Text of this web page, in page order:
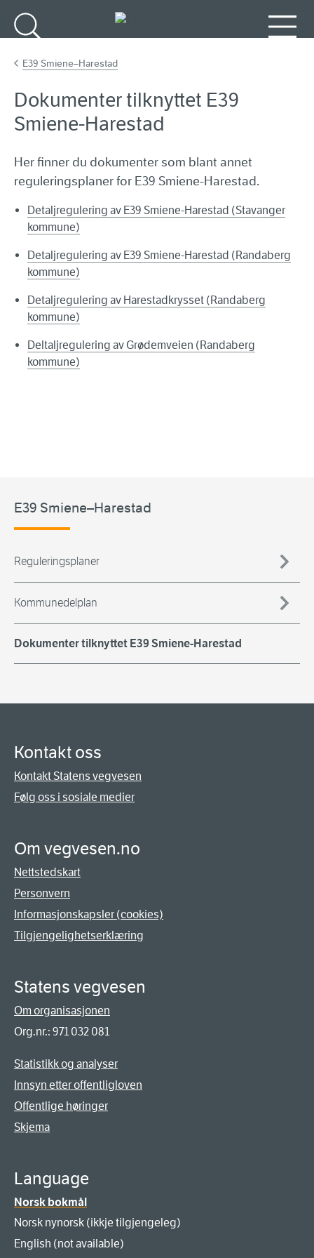
E39 Smiene–Harestad
Dokumenter tilknyttet E39
Smiene-Harestad
Her finner du dokumenter som blant annet
reguleringsplaner for E39 Smiene-Harestad.
Detaljregulering av E39 Smiene-Harestad (Stavanger
kommune)
Detaljregulering av E39 Smiene-Harestad (Randaberg
kommune)
Detaljregulering av Harestadkrysset (Randaberg
kommune)
Deltaljregulering av Grødemveien (Randaberg
kommune)
E39 Smiene–Harestad
Reguleringsplaner
Kommunedelplan
Dokumenter tilknyttet E39 Smiene-Harestad
Kontakt oss
Kontakt Statens vegvesen
Følg oss i sosiale medier
Om vegvesen.no
Nettstedskart
Personvern
Informasjonskapsler (cookies)
Tilgjengelighetserklæring
Statens vegvesen
Om organisasjonen
Org.nr.: 971 032 081
Statistikk og analyser
Innsyn etter offentligloven
Offentlige høringer
Skjema
Language
Norsk bokmål
Norsk nynorsk (ikkje tilgjengeleg)
English (not available)